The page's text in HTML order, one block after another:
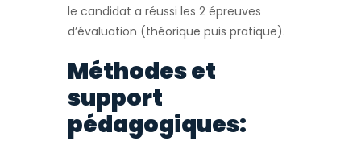
le candidat a réussi les 2 épreuves
d’évaluation (théorique puis pratique).
Méthodes et
support
pédagogiques: